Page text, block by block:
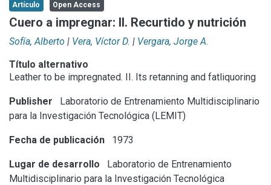
Aportar material
Statistics
Artículo Open Access
Cuero a impregnar: II. Recurtido y nutrición
Sofía, Alberto | Vera, Víctor D. | Vergara, Jorge A.
Título alternativo
Leather to be impregnated. II. Its retanning and fatliquoring
Publisher
Laboratorio de Entrenamiento Multidisciplinario
para la Investigación Tecnológica (LEMIT)
Fecha de publicación 1973
Lugar de desarrollo
Laboratorio de Entrenamiento
Multidisciplinario para la Investigación Tecnológica